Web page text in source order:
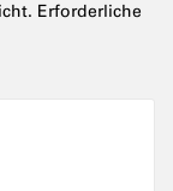
Erforderliche